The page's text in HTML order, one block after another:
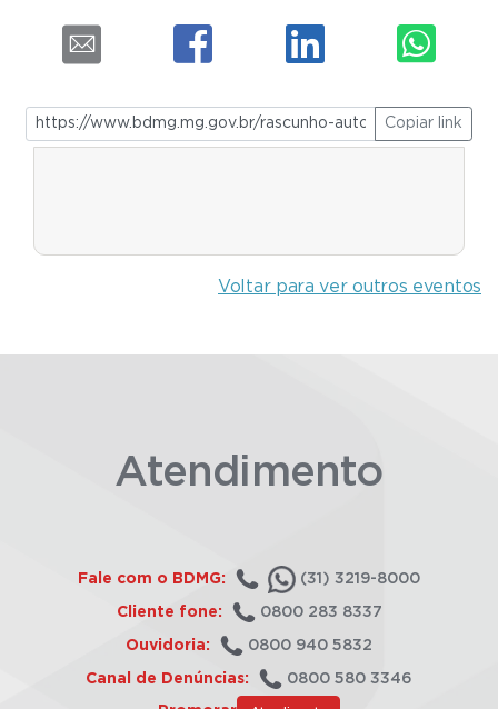
Copiar link
Voltar para ver outros eventos
Atendimento
Fale com o BDMG: (31) 3219-8000
Cliente fone: 0800 283 8337
Ouvidoria: 0800 940 5832
Canal de Denúncias: 0800 580 3346